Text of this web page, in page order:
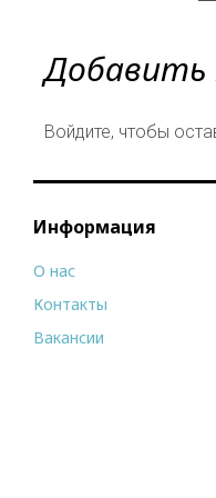
Войдите, чтобы
Информация
О нас
Контакты
Вакансии